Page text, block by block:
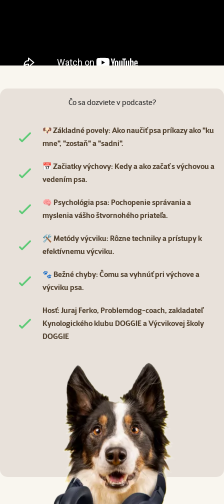
Čo sa dozviete v podcaste?
🐶 Základné povely: Ako naučiť psa príkazy ako "ku
mne", "zostaň" a "sadni".
📅 Začiatky výchovy: Kedy a ako začať s výchovou a
vedením psa.
🧠 Psychológia psa: Pochopenie správania a
myslenia vášho štvornohého priateľa.
🛠️ Metódy výcviku: Rôzne techniky a prístupy k
efektívnemu výcviku.
🐾 Bežné chyby: Čomu sa vyhnúť pri výchove a
výcviku psa.
Hosť: Juraj Ferko, Problemdog-coach, zakladateľ
Kynologického klubu DOGGIE a Výcvikovej školy
DOGGIE